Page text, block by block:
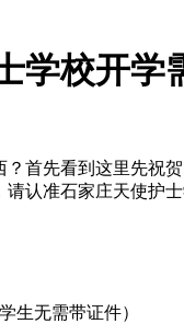
学校开学
首先看到这里先祝
认准石家庄天使护
生无需带证件）